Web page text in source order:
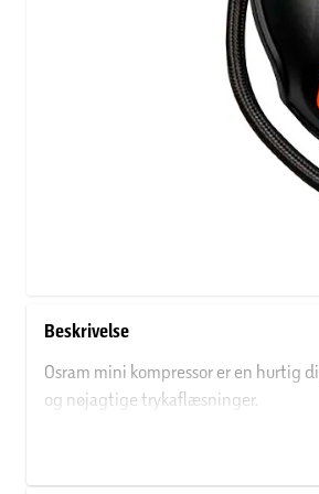
Beskrivelse
Osram mini kompressor er en
og nøjagtige trykaflæsninger.
Kan oppuste et 13" dæk fra flad